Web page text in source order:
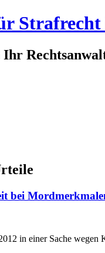
Ihr
bei
in einer Sache